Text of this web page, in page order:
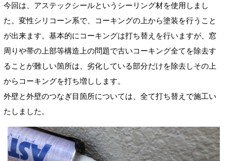
今回は、 アステックシールというシーリング材を使用しまし
た。変性シリコーン系で、
コーキングの上から塗装を行うこと
が出来ます。基本的に コーキングは打ち替えを行いますが、窓
周りや帯の上部等構造上の問題で古いコーキング全てを除去す
ることが難しい箇所は 、劣化している部分だけを除去しその上
からコーキングを打ち増しします。
外壁と外壁のつなぎ目箇所については、全て打ち替えで施工い
たしました。